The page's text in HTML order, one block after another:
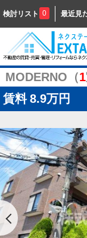
検討リスト 0 最近見
MODERNO（1
賃料 8.9万円